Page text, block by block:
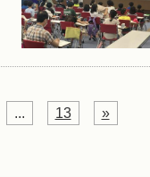
... 13 »